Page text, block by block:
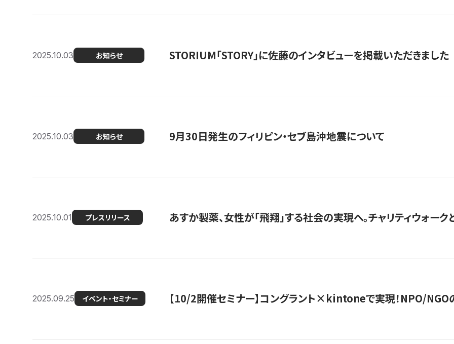
2025.10.03 お知らせ STORIUM「STORY」に佐藤のインタビューを掲載いただきました
2025.10.03 お知らせ 9月30日発生のフィリピン・セブ島沖地震について
2025.10.01 プレスリリース あすか製薬、女性が「飛翔」する社会の実現へ。チャリティウォー
2025.09.25 イベント・セミナー 【10/2開催セミナー】コングラント×kintoneで実現！NPO/NGO